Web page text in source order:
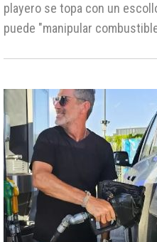
playero se topa con un
puede "manipular